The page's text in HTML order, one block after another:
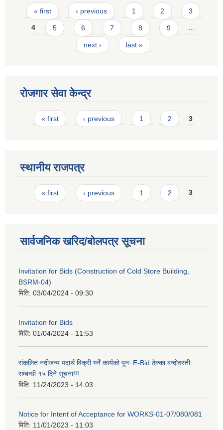
Pages
« first ‹ previous 1 2 3
4 5 6 7 8 9 …
next › last »
रोजगार सेवा केन्द्र
Pages
« first ‹ previous 1 2 3
स्थानीय राजपत्र
Pages
« first ‹ previous 1 2 3
सार्वजनिक खरिद/बोलपत्र सूचना
Invitation for Bids (Construction of Cold Store Building,
BSRM-04)
मिति: 03/04/2024 - 09:30
Invitation for Bids
मिति: 01/04/2024 - 11:53
संकलित नदीजन्य पदार्थ विक्री गर्ने कार्यको पूनः E-Bid ठेक्का बन्दोवस्ती
सम्बन्धी १५ दिने सूचना!!!
मिति: 11/24/2023 - 14:03
Notice for Intent of Acceptance for WORKS-01-07/080/081
मिति: 11/01/2023 - 11:03